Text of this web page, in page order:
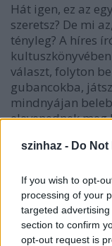
szinhaz - Do
If you wish to opt-
processing of your
targeted
section to confirm
opt-out request is
Hát igen, ez az
szeretsz? De mi
tényleg? A híres
választ, folyton
gubancokba,
mindnyájan
elevenednek
egyebet sem
ragyogóan
hamar rájövünk,
játsszuk naponta.